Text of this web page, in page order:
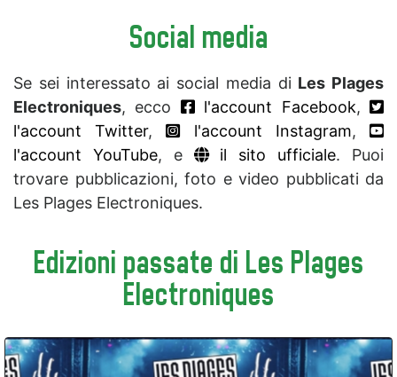
Social media
Se sei interessato ai social media di Les Plages
Electroniques, ecco l'account Facebook,
l'account Twitter, l'account Instagram,
l'account YouTube, e il sito ufficiale. Puoi
trovare pubblicazioni, foto e video pubblicati da
Les Plages Electroniques.
Edizioni passate di Les Plages
Electroniques